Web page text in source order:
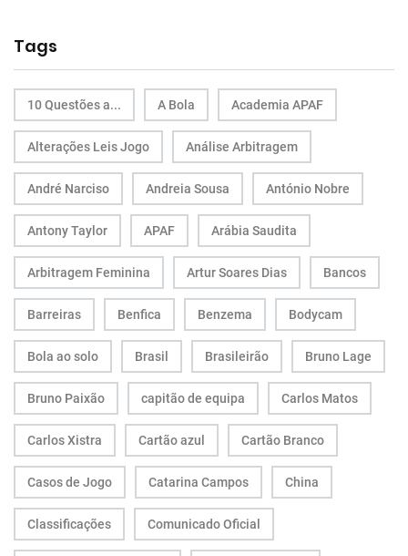
Tags
10 Questões a... A Bola Academia APAF
Alterações Leis Jogo Análise Arbitragem
André Narciso Andreia Sousa António Nobre
Antony Taylor APAF Arábia Saudita
Arbitragem Feminina Artur Soares Dias Bancos
Barreiras Benfica Benzema Bodycam
Bola ao solo Brasil Brasileirão Bruno Lage
Bruno Paixão capitão de equipa Carlos Matos
Carlos Xistra Cartão azul Cartão Branco
Casos de Jogo Catarina Campos China
Classificações Comunicado Oficial